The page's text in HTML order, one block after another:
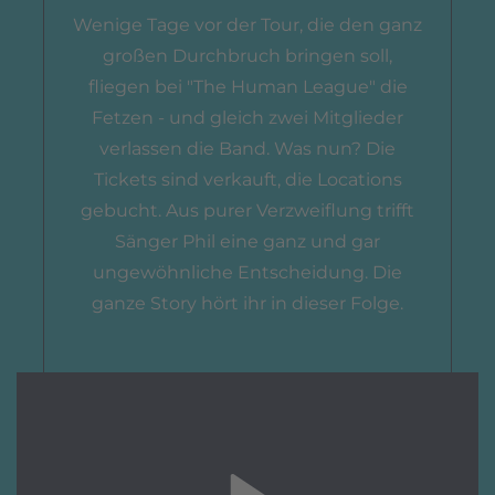
Wenige Tage vor der Tour, die den ganz
großen Durchbruch bringen soll,
fliegen bei "The Human League" die
Fetzen - und gleich zwei Mitglieder
verlassen die Band. Was nun? Die
Tickets sind verkauft, die Locations
gebucht. Aus purer Verzweiflung trifft
Sänger Phil eine ganz und gar
ungewöhnliche Entscheidung. Die
ganze Story hört ihr in dieser Folge.